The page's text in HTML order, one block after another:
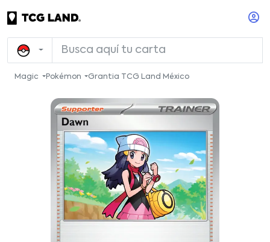
Magic Pokémon Grantia TCG Land México